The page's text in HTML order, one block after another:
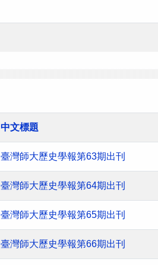
中文標題
臺灣師大歷史學報第63期出刊
臺灣師大歷史學報第64期出刊
臺灣師大歷史學報第65期出刊
臺灣師大歷史學報第66期出刊